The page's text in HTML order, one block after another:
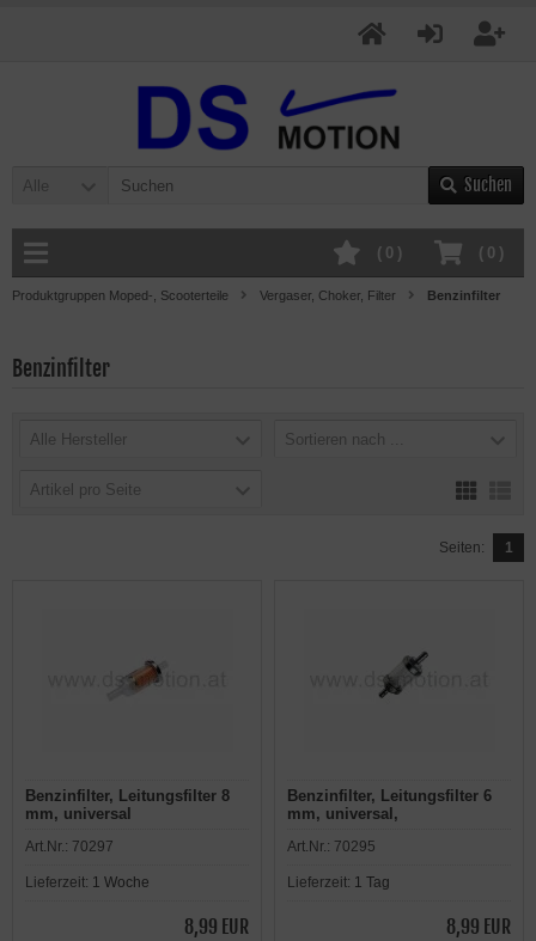
Alle Suchen
( 0 )
( 0 )
Produktgruppen Moped-, Scooterteile Vergaser, Choker, Filter Benzinfilter
Benzinfilter
Alle Hersteller Sortieren nach ...
Artikel pro Seite
Seiten: 1
Benzinfilter, Leitungsfilter 8
mm, universal
Art.Nr.: 70297
Lieferzeit: 1 Woche
8,99 EUR
Benzinfilter, Leitungsfilter 6
mm, universal,
Art.Nr.: 70295
Lieferzeit: 1 Tag
8,99 EUR